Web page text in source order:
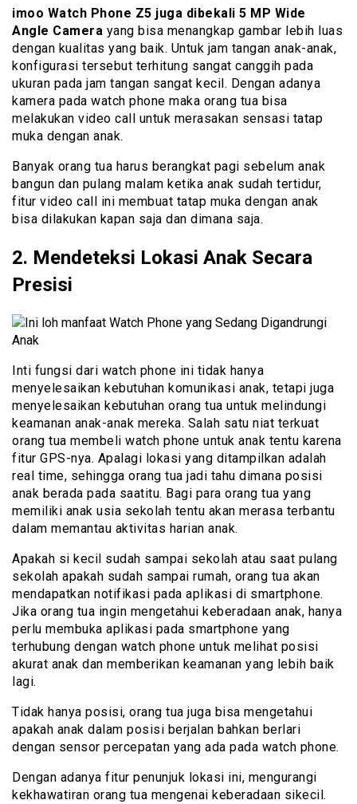
imoo Watch Phone Z5 juga dibekali 5 MP Wide
Angle Camera yang bisa menangkap gambar lebih luas
dengan kualitas yang baik. Untuk jam tangan anak-anak,
konfigurasi tersebut terhitung sangat canggih pada
ukuran pada jam tangan sangat kecil. Dengan adanya
kamera pada watch phone maka orang tua bisa
melakukan video call untuk merasakan sensasi tatap
muka dengan anak.
Banyak orang tua harus berangkat pagi sebelum anak
bangun dan pulang malam ketika anak sudah tertidur,
fitur video call ini membuat tatap muka dengan anak
bisa dilakukan kapan saja dan dimana saja.
2. Mendeteksi Lokasi Anak Secara
Presisi
Inti fungsi dari watch phone ini tidak hanya
menyelesaikan kebutuhan komunikasi anak, tetapi juga
menyelesaikan kebutuhan orang tua untuk melindungi
keamanan anak-anak mereka. Salah satu niat terkuat
orang tua membeli watch phone untuk anak tentu karena
fitur GPS-nya. Apalagi lokasi yang ditampilkan adalah
real time, sehingga orang tua jadi tahu dimana posisi
anak berada pada saatitu. Bagi para orang tua yang
memiliki anak usia sekolah tentu akan merasa terbantu
dalam memantau aktivitas harian anak.
Apakah si kecil sudah sampai sekolah atau saat pulang
sekolah apakah sudah sampai rumah, orang tua akan
mendapatkan notifikasi pada aplikasi di smartphone.
Jika orang tua ingin mengetahui keberadaan anak, hanya
perlu membuka aplikasi pada smartphone yang
terhubung dengan watch phone untuk melihat posisi
akurat anak dan memberikan keamanan yang lebih baik
lagi.
Tidak hanya posisi, orang tua juga bisa mengetahui
apakah anak dalam posisi berjalan bahkan berlari
dengan sensor percepatan yang ada pada watch phone.
Dengan adanya fitur penunjuk lokasi ini, mengurangi
kekhawatiran orang tua mengenai keberadaan sikecil.